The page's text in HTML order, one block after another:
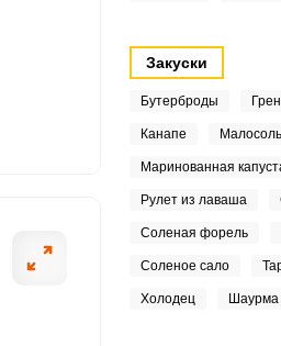
Закуски
Бутерброды
Канапе
Маринованная
Рулет из лаваша
Соленая форель
Соленое сало
Холодец Шаурма
яйцом, вымоченным в
это все вымешиваем